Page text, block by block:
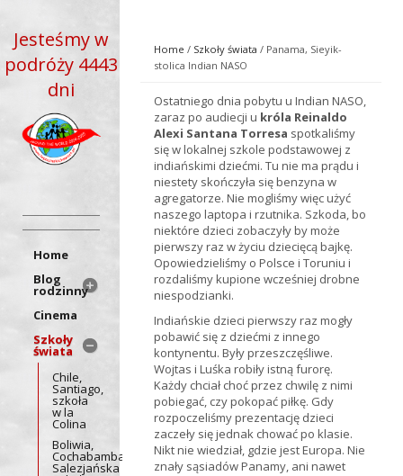
Jesteśmy w
podróży 4443
dni
Home
Blog
rodzinny
Cinema
Szkoły
świata
Chile,
Santiago,
szkoła
w la
Colina
Boliwia,
Cochabamba,
Salezjańska
Home / Szkoły świata / Panama, Sieyik-
stolica Indian NASO
Ostatniego dnia pobytu u Indian NASO,
zaraz po audiecji u króla Reinaldo
Alexi Santana Torresa spotkaliśmy
się w lokalnej szkole podstawowej z
indiańskimi dziećmi. Tu nie ma prądu i
niestety skończyła się benzyna w
agregatorze. Nie mogliśmy więc użyć
naszego laptopa i rzutnika. Szkoda, bo
niektóre dzieci zobaczyły by może
pierwszy raz w życiu dziecięcą bajkę.
Opowiedzieliśmy o Polsce i Toruniu i
rozdaliśmy kupione wcześniej drobne
niespodzianki.
Indiańskie dzieci pierwszy raz mogły
pobawić się z dziećmi z innego
kontynentu. Były przeszczęśliwe.
Wojtas i Luśka robiły istną furorę.
Każdy chciał choć przez chwilę z nimi
pobiegać, czy pokopać piłkę. Gdy
rozpoczeliśmy prezentację dzieci
zaczeły się jednak chować po klasie.
Nikt nie wiedział, gdzie jest Europa. Nie
znały sąsiadów Panamy, ani nawet